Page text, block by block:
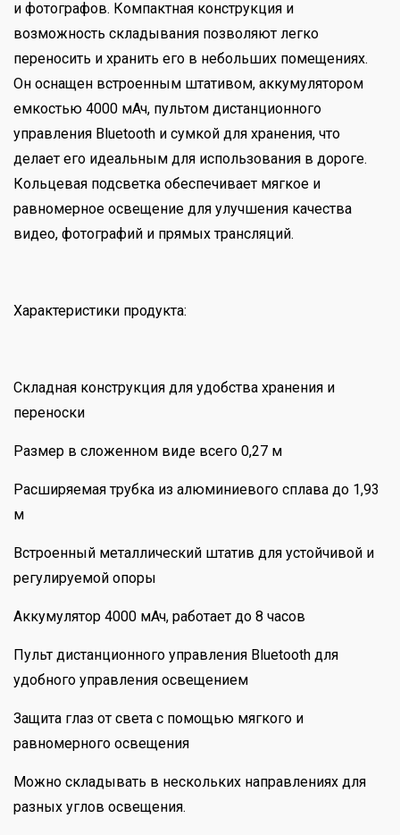
и фотографов. Компактная конструкция и
возможность складывания позволяют легко
переносить и хранить его в небольших помещениях.
Он оснащен встроенным штативом, аккумулятором
емкостью 4000 мАч, пультом дистанционного
управления Bluetooth и сумкой для хранения, что
делает его идеальным для использования в дороге.
Кольцевая подсветка обеспечивает мягкое и
равномерное освещение для улучшения качества
видео, фотографий и прямых трансляций.
Характеристики продукта:
Складная конструкция для удобства хранения и
переноски
Размер в сложенном виде всего 0,27 м
Расширяемая трубка из алюминиевого сплава до 1,93
м
Встроенный металлический штатив для устойчивой и
регулируемой опоры
Аккумулятор 4000 мАч, работает до 8 часов
Пульт дистанционного управления Bluetooth для
удобного управления освещением
Защита глаз от света с помощью мягкого и
равномерного освещения
Можно складывать в нескольких направлениях для
разных углов освещения.